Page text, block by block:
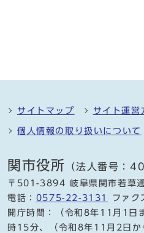
サイトマップ サイト運営
個人情報の取り扱いについて
関市役所 （法人番号：
〒501-3894 岐阜県関市若草
電話： 0575-22-3131
ファ
開庁時間：（令和8年11月1
時15分、（令和8年11月2日